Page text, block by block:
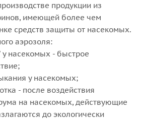
продукции из
имеющей более чем
средств защиты от насекомых.
аэрозоля:
насекомых - быстрое
у насекомых;
- после воздействия
на насекомых, действующие
до экологически